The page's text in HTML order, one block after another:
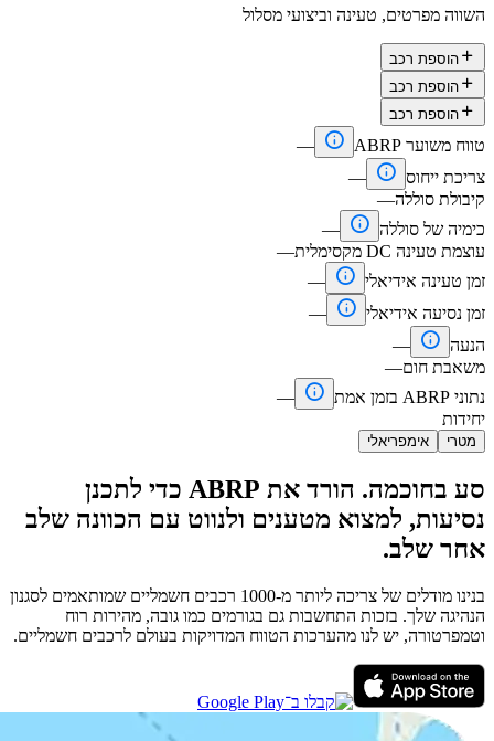
השווה מפרטים, טעינה וביצועי מסלול
 הוספת רכב
 הוספת רכב
 הוספת רכב
טווח משוער ABRP 
—
צריכת ייחוס 
—
קיבולת סוללה—
כימיה של סוללה 
—
עוצמת טעינה DC מקסימלית
—
זמן טעינה אידיאלי 
—
זמן נסיעה אידיאלי 
—
הנעה 
—
משאבת חום—
נתוני ABRP בזמן אמת

—
יחידות
מטרי אימפריאלי
סע בחוכמה. הורד את ABRP כדי לתכנן
נסיעות, למצוא מטענים ולנווט עם הכוונה שלב
אחר שלב.
בנינו מודלים של צריכה ליותר מ-1000 רכבים חשמליים שמותאמים לסגנון
הנהיגה שלך. בזכות התחשבות גם בגורמים כמו גובה, מהירות רוח
וטמפרטורה, יש לנו מהערכות הטווח המדויקות בעולם לרכבים חשמליים.